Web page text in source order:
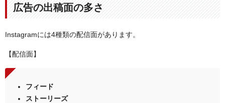
広告の出稿面の多さ
Instagramには4種類の配信面があります。
【配信面】
フィード
ストーリーズ